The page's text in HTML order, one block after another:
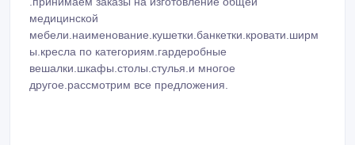
медицинской
мебели.наименование.кушетки.банкетки.кровати.ширм
ы.кресла по категориям.гардеробные
вешалки.шкафы.столы.стулья.и многое
другое.рассмотрим все предложения.